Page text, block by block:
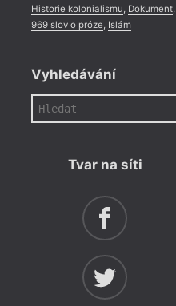
Historie kolonialismu, Dokument,
969 slov o próze, Islám
Vyhledávání
Tvar na síti